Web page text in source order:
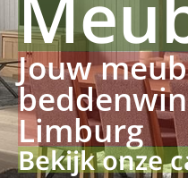
Jouw
Limburg
Bekijk onze